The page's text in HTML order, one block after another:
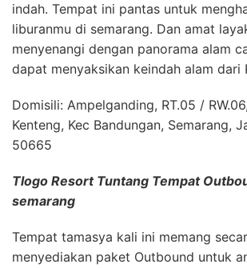
indah. Tempat ini pantas untuk
liburanmu di semarang. Dan amat
menyenangi dengan panorama alam
dapat menyaksikan keindah alam dari
Domisili: Ampelganding, RT.05 /
Kenteng, Kec Bandungan, Semarang,
50665
Tlogo Resort Tuntang Tempat
semarang
Tempat tamasya kali ini memang
menyediakan paket Outbound untuk